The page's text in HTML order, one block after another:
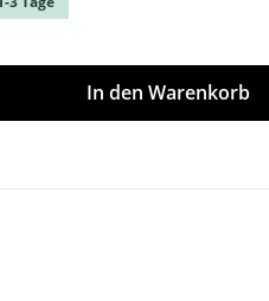
gewünschten
In den Warenkorb